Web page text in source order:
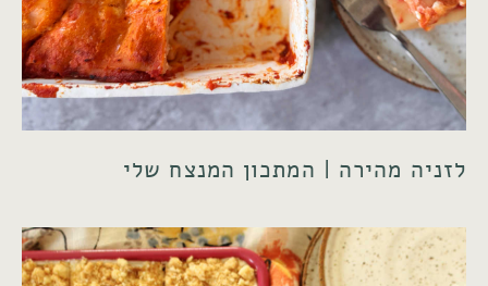
לזניה מהירה | המתכון המנצח שלי